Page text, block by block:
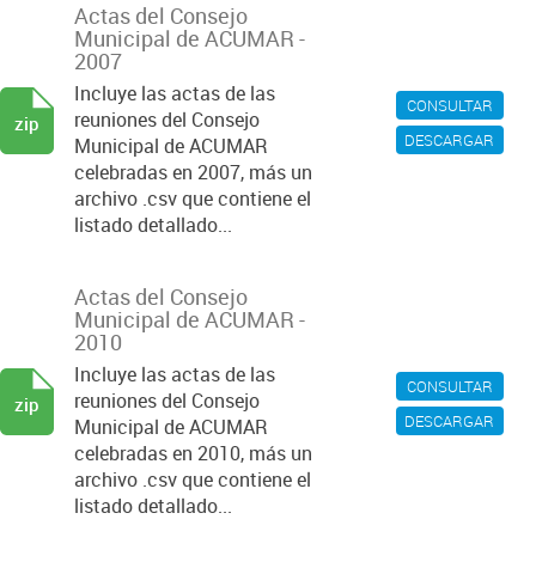
CONSULTAR
DESCARGAR
Actas del Consejo
Municipal de ACUMAR -
2007
Incluye las actas de las
reuniones del Consejo
Municipal de ACUMAR
celebradas en 2007, más un
archivo .csv que contiene el
listado detallado...
zip
CONSULTAR
DESCARGAR
Actas del Consejo
Municipal de ACUMAR -
2010
Incluye las actas de las
reuniones del Consejo
Municipal de ACUMAR
celebradas en 2010, más un
archivo .csv que contiene el
listado detallado...
zip